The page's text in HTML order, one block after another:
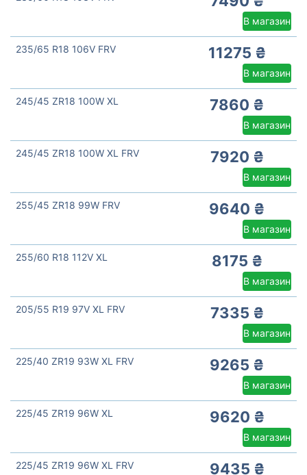
В магазин
235/65 R18 106V FRV 11275 ₴
В магазин
245/45 ZR18 100W XL 7860 ₴
В магазин
245/45 ZR18 100W XL FRV 7920 ₴
В магазин
255/45 ZR18 99W FRV 9640 ₴
В магазин
255/60 R18 112V XL 8175 ₴
В магазин
205/55 R19 97V XL FRV 7335 ₴
В магазин
225/40 ZR19 93W XL FRV 9265 ₴
В магазин
225/45 ZR19 96W XL 9620 ₴
В магазин
225/45 ZR19 96W XL FRV 9435 ₴